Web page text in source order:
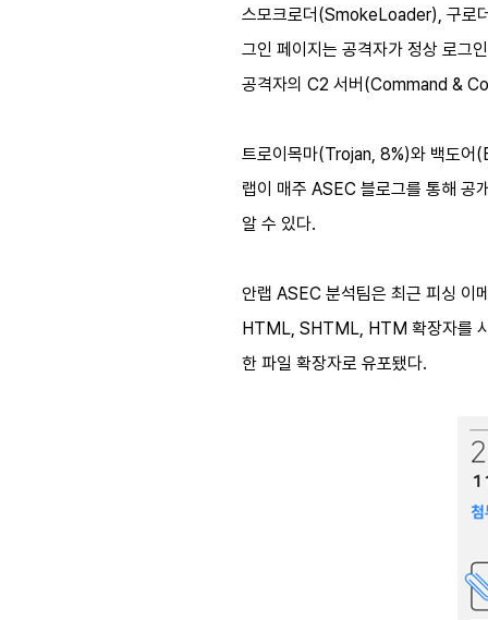
스모크로더 (SmokeLoader), 구로
그인 페이지는 공격자가 정상 로그
공격자의 C2 서버 (Command &
트로이목마(Trojan, 8%)와 백도어
랩이 매주 ASEC 블로그를 통해 공
알 수 있다.
안랩 ASEC 분석팀은 최근 피싱 이
HTML, SHTML, HTM 확장자를
한 파일 확장자로 유포됐다.